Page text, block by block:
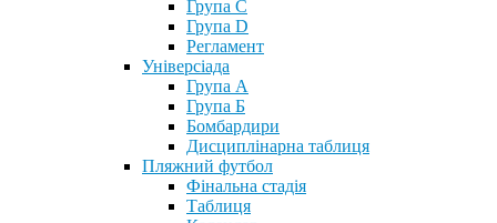
Група С
Група D
Регламент
Універсіада
Група А
Група Б
Бомбардири
Дисциплінарна таблиця
Пляжний футбол
Фінальна стадія
Таблиця